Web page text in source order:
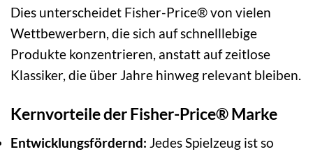
Dies unterscheidet Fisher-Price® von vielen
Wettbewerbern, die sich auf schnelllebige
Produkte konzentrieren, anstatt auf zeitlose
Klassiker, die über Jahre hinweg relevant bleiben.
Kernvorteile der Fisher-Price® Marke
Entwicklungsfördernd: Jedes Spielzeug ist so